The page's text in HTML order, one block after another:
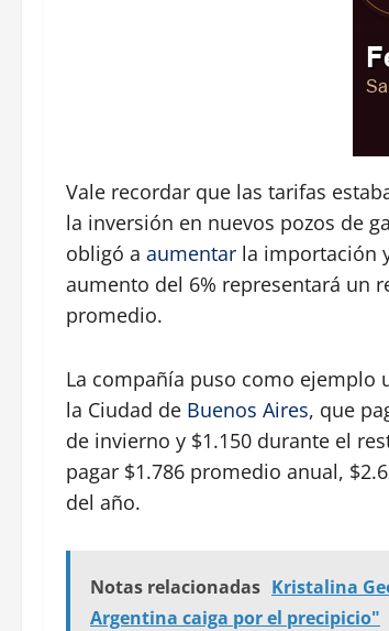
Vale recordar que las tarifas
la inversión en nuevos pozos de
obligó a aumentar la importación
aumento del 6% representará un
promedio.
La compañía puso como
la Ciudad de Buenos Aires, que
de invierno y $1.150 durante el
pagar $1.786 promedio anual,
del año.
Notas relacionadas Kristalina
Argentina caiga por el precipicio"